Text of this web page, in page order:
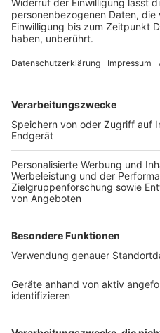
Zur Jury des NRW-
André Kuper,
der Fotografinnen und
Volkmar Kah,
Journalistenverband
Zeitungsverlags
Vorstands des
José Narciandi,
Landespressekonferenz
Prof. Elke Seeger,
Prorektorin für
Universität der Künste
Georg Jorczyk,
Fabian Ritter,